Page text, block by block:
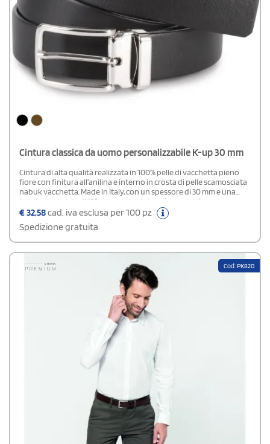
Cintura classica da uomo personalizzabile K-up 30 mm
Cintura di alta qualità realizzata in 100% pelle di vacchetta pieno
fiore con finitura all'anilina e interno in crosta di pelle scamosciata
nabuk vacchetta. Made in Italy, con un spessore di 30 mm e una
lunghezza totale di 125 cm, questa cintura è regolabile per
adattarsi dalle taglie XS a XXL, grazie alla fibbia staccabile che
permette di accorciarla facilmente. Viene fornita in una pratica
custodia di cotone, ideale per la personalizzazione. Eleganza e
versatilità per ogni occasione
€32,58cad. iva esclusa per 100 pz
Spedizione gratuita
Cod: PK820